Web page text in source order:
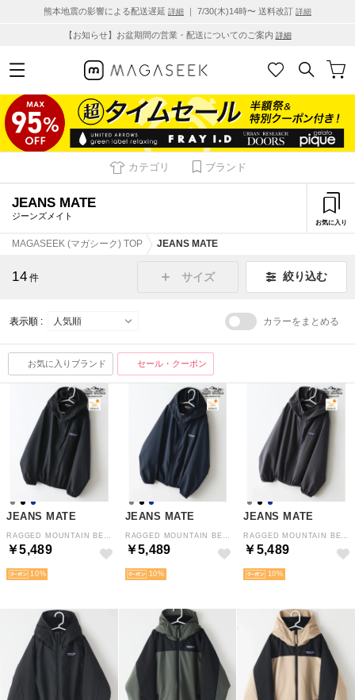
熊本地震の影響による配送遅延 詳細 ｜ 7/30(木)14時〜 送料改訂 詳細
【お知らせ】お盆期間の営業・配送についてのご案内 詳細
カテゴリ ブランド
JEANS MATE
ジーンズメイト
お気に入り
MAGASEEK (マガシーク) TOP JEANS MATE
14 件 サイズ 絞り込む
表示順 : カラーをまとめる
お気に入りブランド セール・クーポン
JEANS MATE
￥5,489
10
JEANS MATE
￥5,489
10
JEANS MATE
￥5,489
10